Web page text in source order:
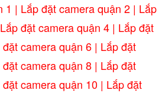
1 | Lắp đặt camera quận 2| Lắp
Lắp đặt camera quận 4 | Lắp đặt
đặt camera quận 6| Lắp đặt
đặt camera quận 8| Lắp đặt
đặt camera quận 10| Lắp đặt